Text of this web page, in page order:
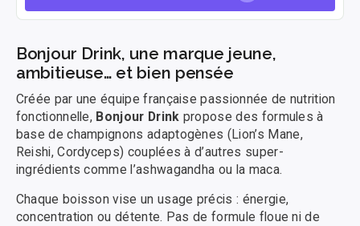
Bonjour Drink, une marque jeune,
ambitieuse… et bien pensée
Créée par une équipe française passionnée de nutrition
fonctionnelle, Bonjour Drink propose des formules à
base de champignons adaptogènes (Lion’s Mane,
Reishi, Cordyceps) couplées à d’autres super-
ingrédients comme l’ashwagandha ou la maca.
Chaque boisson vise un usage précis : énergie,
concentration ou détente. Pas de formule floue ni de